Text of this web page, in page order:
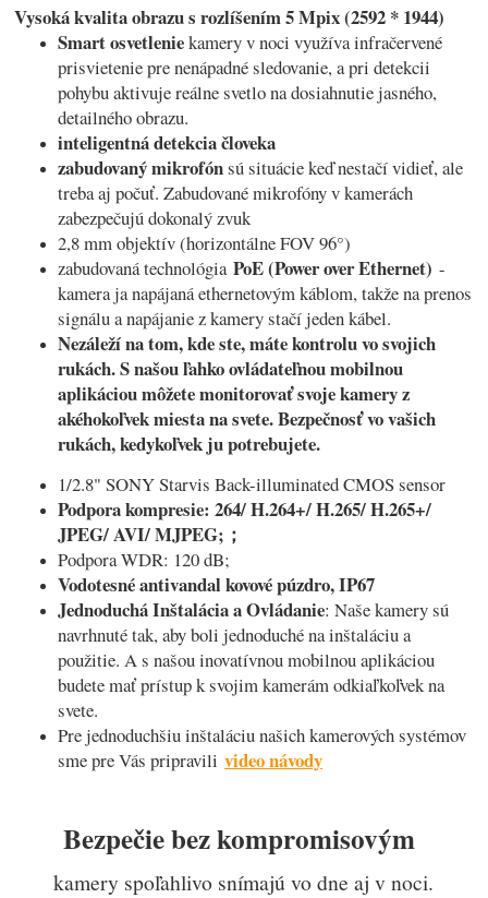
Vysoká kvalita obrazu s rozlíšením 5 Mpix (2592 * 1944)
Smart osvetleniekamery v noci využíva infračervené
prisvietenie pre nenápadné sledovanie, a pri detekcii
pohybu aktivuje reálne svetlo na dosiahnutie jasného,
detailného obrazu.
inteligentná detekcia človeka
zabudovaný mikrofónsú situácie keď nestačí vidieť, ale
treba aj počuť. Zabudované mikrofóny v kamerách
zabezpečujú dokonalý zvuk
2,8 mm objektív (horizontálne FOV 96°)
zabudovaná technológiaPoE (Power over Ethernet) -
kamera ja napájaná ethernetovým káblom, takže na prenos
signálu a napájanie z kamery stačí jeden kábel.
Nezáleží na tom, kde ste, máte kontrolu vo svojich
rukách. S našou ľahko ovládateľnou mobilnou
aplikáciou môžete monitorovať svoje kamery z
akéhokoľvek miesta na svete. Bezpečnosť vo vašich
rukách, kedykoľvek ju potrebujete.
1/2.8" SONY Starvis Back-illuminated CMOS sensor
Podpora kompresie: 264/ H.264+/ H.265/ H.265+/
JPEG/ AVI/ MJPEG;；
Podpora WDR: 120 dB;
Vodotesné antivandal kovové púzdro, IP67
Jednoduchá Inštalácia a Ovládanie: Naše kamery sú
navrhnuté tak, aby boli jednoduché na inštaláciu a
použitie. A s našou inovatívnou mobilnou aplikáciou
budete mať prístup k svojim kamerám odkiaľkoľvek na
svete.
Pre jednoduchšiu inštaláciu našich kamerových systémov
sme pre Vás pripravilivideo návody
Bezpečie bez kompromisovým
kamery spoľahlivo snímajú vo dne aj v noci.